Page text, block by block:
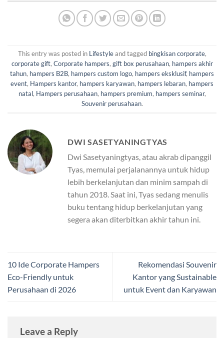
This entry was posted in Lifestyleand tagged bingkisan corporate,
corporate gift, Corporate hampers, gift box perusahaan, hampers akhir
tahun, hampers B2B, hampers custom logo, hampers eksklusif, hampers
event, Hampers kantor, hampers karyawan, hampers lebaran, hampers
natal, Hampers perusahaan, hampers premium, hampers seminar,
Souvenir perusahaan.
DWI SASETYANINGTYAS
Dwi Sasetyaningtyas, atau akrab dipanggil
Tyas, memulai perjalanannya untuk hidup
lebih berkelanjutan dan minim sampah di
tahun 2018. Saat ini, Tyas sedang menulis
buku tentang hidup berkelanjutan yang
segera akan diterbitkan akhir tahun ini.
10 Ide Corporate Hampers
Eco-Friendly untuk
Perusahaan di 2026
Rekomendasi Souvenir
Kantor yang Sustainable
untuk Event dan Karyawan
Leave a Reply